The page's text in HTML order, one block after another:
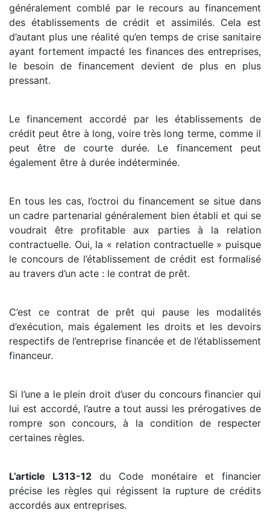
généralement comblé par le recours au financement
des établissements de crédit et assimilés. Cela est
d’autant plus une réalité qu’en temps de crise sanitaire
ayant fortement impacté les finances des entreprises,
le besoin de financement devient de plus en plus
pressant.
Le financement accordé par les établissements de
crédit peut être à long, voire très long terme, comme il
peut être de courte durée. Le financement peut
également être à durée indéterminée.
En tous les cas, l’octroi du financement se situe dans
un cadre partenarial généralement bien établi et qui se
voudrait être profitable aux parties à la relation
contractuelle. Oui, la « relation contractuelle » puisque
le concours de l’établissement de crédit est formalisé
au travers d’un acte : le contrat de prêt.
C’est ce contrat de prêt qui pause les modalités
d’exécution, mais également les droits et les devoirs
respectifs de l’entreprise financée et de l’établissement
financeur.
Si l’une a le plein droit d’user du concours financier qui
lui est accordé, l’autre a tout aussi les prérogatives de
rompre son concours, à la condition de respecter
certaines règles.
L’article L313-12 du Code monétaire et financier
précise les règles qui régissent la rupture de crédits
accordés aux entreprises.